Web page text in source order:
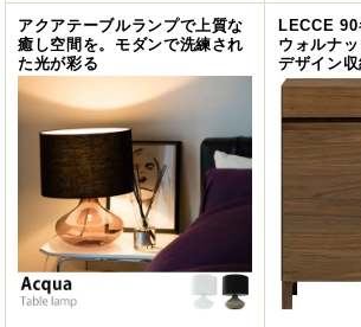
アクアテーブルランプで上質な
癒し空間を。モダンで洗練され
た光が彩る
LECCE
ウォルナ
デザイン収